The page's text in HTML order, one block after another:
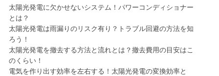
太陽光発電に欠かせないシステム！パワーコンディショナー
とは？
太陽光発電は雨漏りのリスク有り？トラブル回避の方法を知
ろう！
太陽光発電を撤去する方法と流れとは？撤去費用の目安はこ
のくらい！
電気を作り出す効率を左右する！太陽光発電の変換効率と